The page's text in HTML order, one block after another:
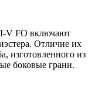
V FO включают
Отличие их
изготовленного из
боковые грани.